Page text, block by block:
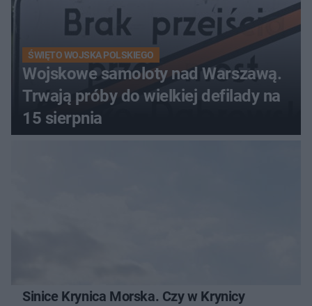
ŚWIĘTO WOJSKA POLSKIEGO
Wojskowe samoloty nad Warszawą.
Trwają próby do wielkiej defilady na
15 sierpnia
Sinice Krynica Morska. Czy w Krynicy